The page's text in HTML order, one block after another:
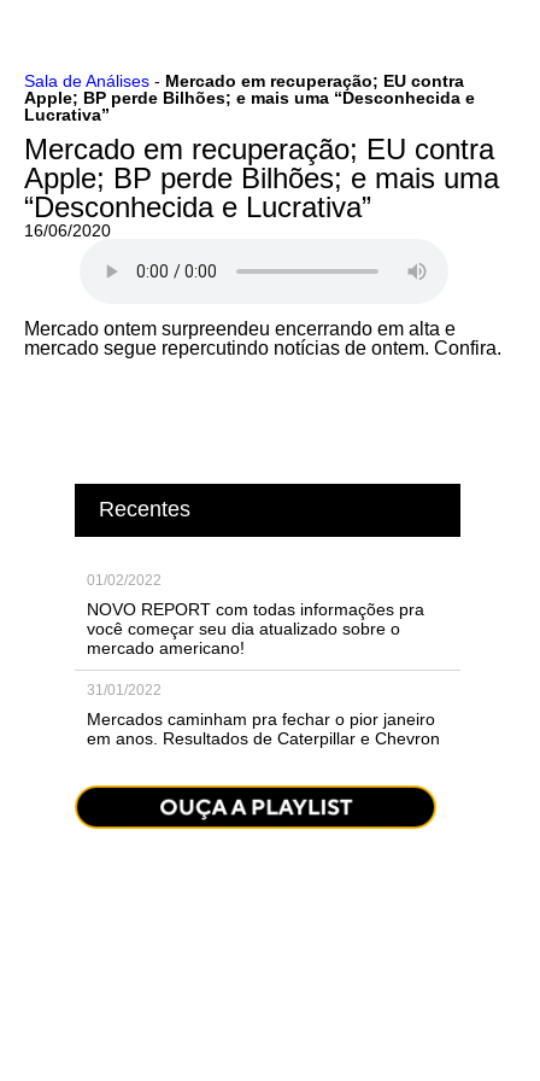
Ir
para
o
conteúdo
Sala de Análises - Mercado em recuperação; EU contra
Apple; BP perde Bilhões; e mais uma “Desconhecida e
Lucrativa”
Mercado em recuperação; EU contra
Apple; BP perde Bilhões; e mais uma
“Desconhecida e Lucrativa”
16/06/2020
Mercado ontem surpreendeu encerrando em alta e
mercado segue repercutindo notícias de ontem. Confira.
Recentes
01/02/2022
NOVO REPORT com todas informações pra
você começar seu dia atualizado sobre o
mercado americano!
31/01/2022
Mercados caminham pra fechar o pior janeiro
em anos. Resultados de Caterpillar e Chevron